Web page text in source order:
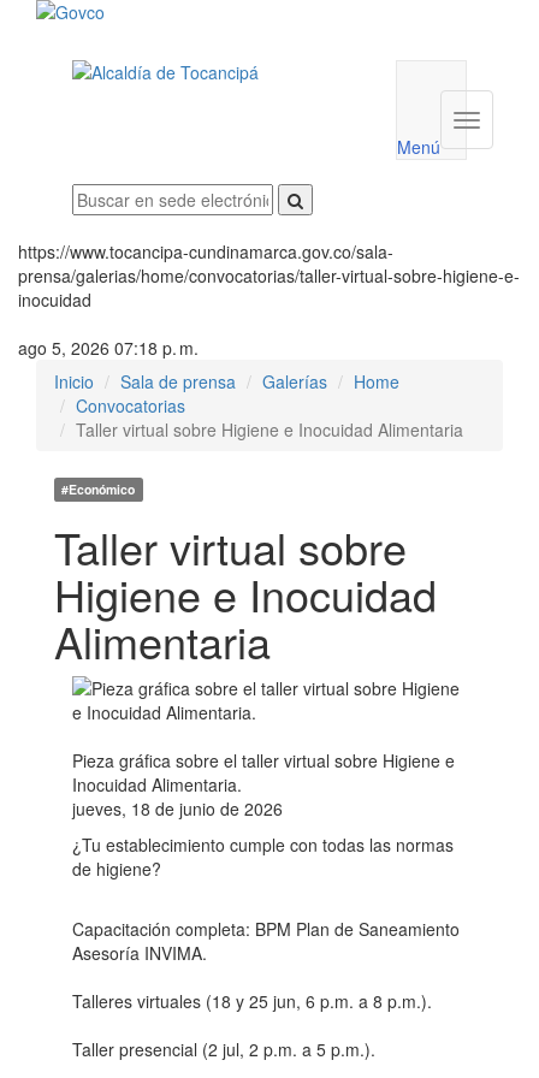
utilidades
Menú
Menú
https://www.tocancipa-cundinamarca.gov.co/sala-
prensa/galerias/home/convocatorias/taller-virtual-sobre-higiene-e-
inocuidad
ago 5, 2026 07:18 p. m.
Inicio
Sala de prensa Galerías
Home
Convocatorias
Taller virtual sobre Higiene e Inocuidad Alimentaria
#Económico
Taller virtual sobre
Higiene e Inocuidad
Alimentaria
Pieza gráfica sobre el taller virtual sobre Higiene e
Inocuidad Alimentaria.
jueves, 18 de junio de 2026
¿Tu establecimiento cumple con todas las normas
de higiene?
Capacitación completa: BPM Plan de Saneamiento
Asesoría INVIMA.
Talleres virtuales (18 y 25 jun, 6 p.m. a 8 p.m.).
Taller presencial (2 jul, 2 p.m. a 5 p.m.).